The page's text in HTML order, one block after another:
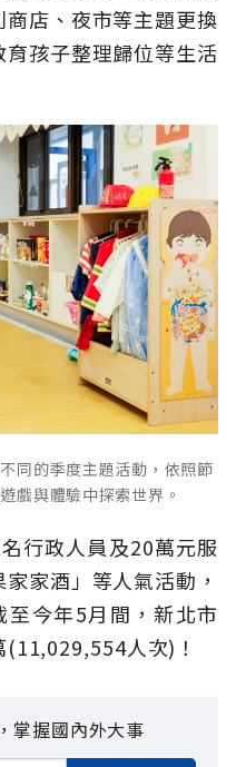
店、夜市等主題更換
孩子整理歸位等生活
同的季度主題活動，依照節
戲與體驗中探索世界。
行政人員及20萬元服
家酒」等人氣活動，
今年5月間，新北市
人次)！
掌握國內外大事